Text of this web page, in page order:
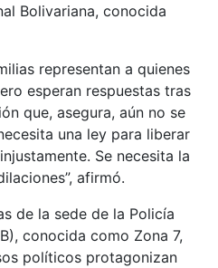
Bolivariana, conocida
representan a quienes
esperan respuestas tras
que, asegura, aún no se
una ley para liberar
Se necesita la
afirmó.
de la sede de la Policía
conocida como Zona 7,
políticos protagonizan